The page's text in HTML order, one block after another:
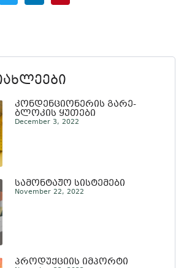
კონდენციონერის გარე-
ბლოკის ყუთები
December 3, 2022
სამონტაჟო სისტემები
November 22, 2022
პროდუქციის იმპორტი